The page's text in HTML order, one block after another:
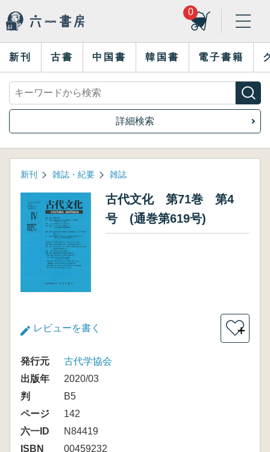
0
新刊 古書 中国書 韓国書 電子書籍
詳細検索
新刊 雑誌・紀要 雑誌
古代文化 第71巻 第4
号 (通巻第619号)
レビューを書く ＋
発行元
古代学協会
出版年
2020/03
判
B5
ページ
142
六一ID
N84419
ISBN
00459232